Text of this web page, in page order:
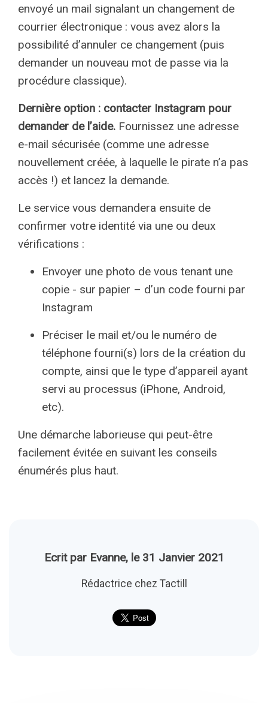
envoyé un mail signalant un changement de
courrier électronique : vous avez alors la
possibilité d’annuler ce changement (puis
demander un nouveau mot de passe via la
procédure classique).
Dernière option : contacter Instagram pour
demander de l’aide. Fournissez une adresse
e-mail sécurisée (comme une adresse
nouvellement créée, à laquelle le pirate n’a pas
accès !) et lancez la demande.
Le service vous demandera ensuite de
confirmer votre identité via une ou deux
vérifications :
Envoyer une photo de vous tenant une
copie - sur papier – d’un code fourni par
Instagram
Préciser le mail et/ou le numéro de
téléphone fourni(s) lors de la création du
compte, ainsi que le type d’appareil ayant
servi au processus (iPhone, Android,
etc).
Une démarche laborieuse qui peut-être
facilement évitée en suivant les conseils
énumérés plus haut.
Ecrit par Evanne, le 31 Janvier 2021
Rédactrice chez Tactill